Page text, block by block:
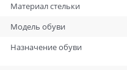
Материал стельки
Модель обуви
Назначение обуви